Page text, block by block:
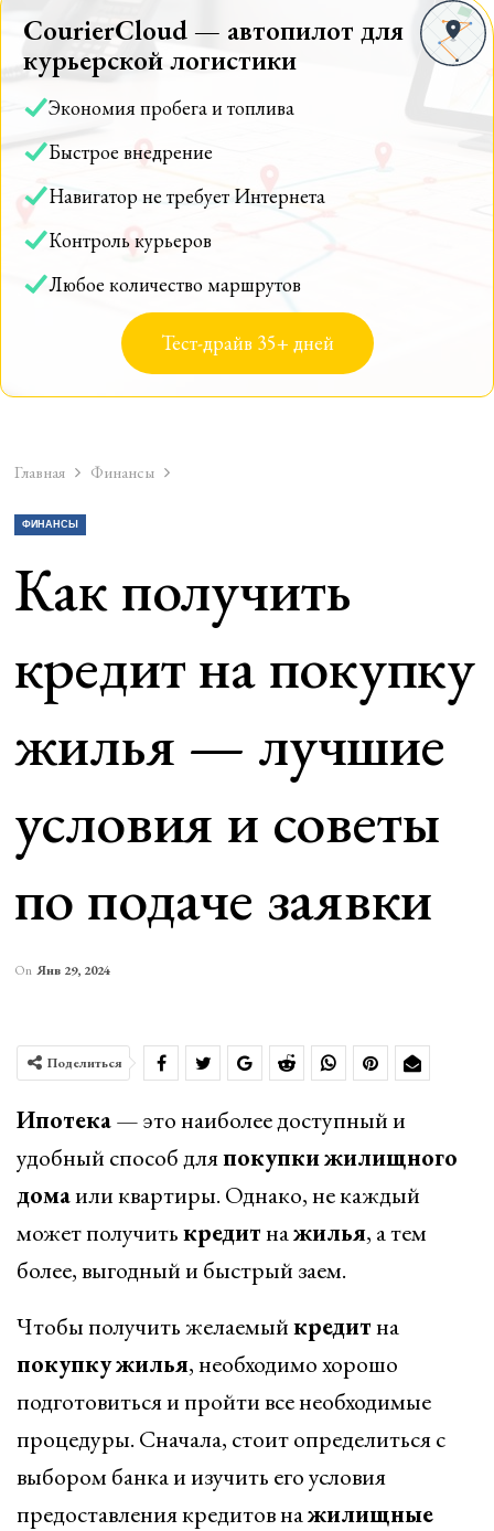
CourierCloud — автопилот для
курьерской логистики
Экономия пробега и топлива
Быстрое внедрение
Навигатор не требует Интернета
Контроль курьеров
Любое количество маршрутов
Тест-драйв 35+ дней
Главная Финансы
ФИНАНСЫ
Как получить
кредит на покупку
жилья — лучшие
условия и советы
по подаче заявки
On Янв 29, 2024
Поделиться
Ипотека— это наиболее доступный и
удобный способ дляпокупкижилищного
домаили квартиры. Однако, не каждый
может получитькредитнажилья, а тем
более, выгодный и быстрый заем.
Чтобы получить желаемыйкредитна
покупкужилья, необходимо хорошо
подготовиться и пройти все необходимые
процедуры. Сначала, стоит определиться с
выбором банка и изучить его условия
предоставления кредитов нажилищные